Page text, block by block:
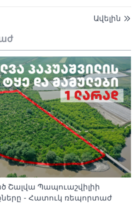
Ավելին
Շալվա Պապուաշվիլիի
- Հատուկ ռեպորտաժ